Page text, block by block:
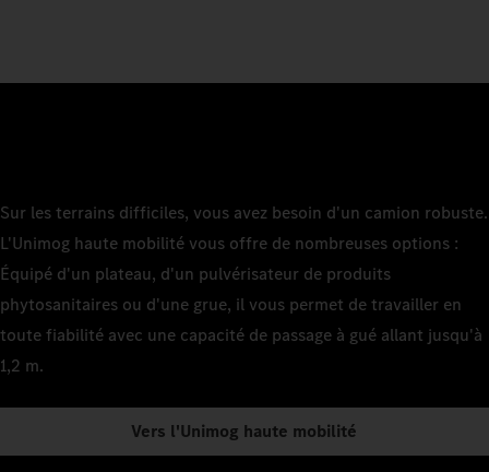
Sur les terrains difficiles, vous avez besoin d'un camion robuste.
L'Unimog haute mobilité vous offre de nombreuses options :
Équipé d'un plateau, d'un pulvérisateur de produits
phytosanitaires ou d'une grue, il vous permet de travailler en
toute fiabilité avec une capacité de passage à gué allant jusqu'à
1,2 m.
Vers l'Unimog haute mobilité